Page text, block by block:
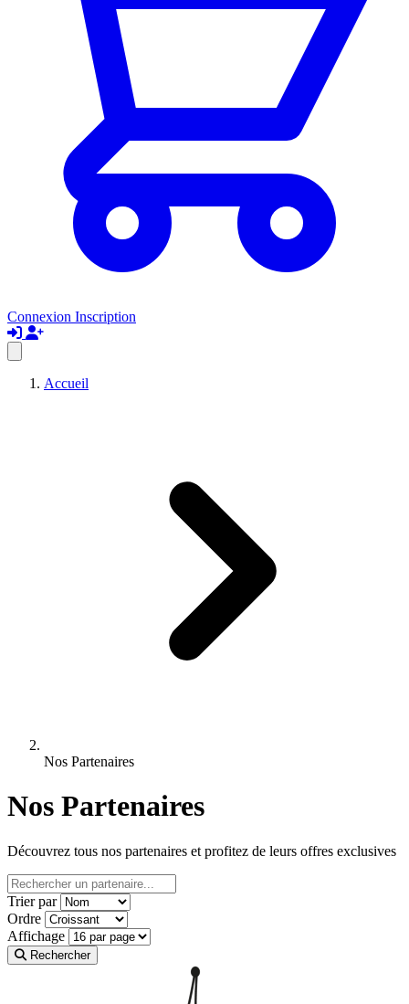
Connexion Inscription
Accueil
Nos Partenaires
Nos Partenaires
Découvrez tous nos partenaires et profitez de leurs offres exclusives
Trier par
Ordre
Affichage
Rechercher